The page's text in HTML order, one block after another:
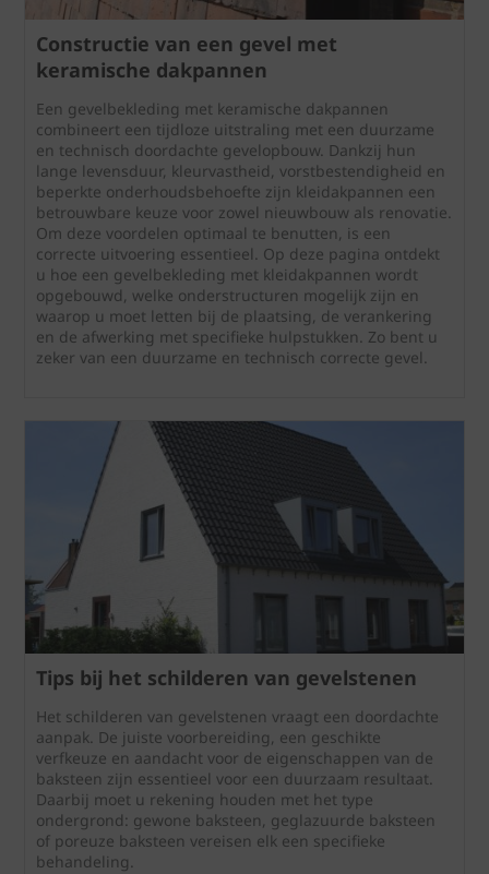
Constructie van een gevel met
keramische dakpannen
Een gevelbekleding met keramische dakpannen
combineert een tijdloze uitstraling met een duurzame
en technisch doordachte gevelopbouw. Dankzij hun
lange levensduur, kleurvastheid, vorstbestendigheid en
beperkte onderhoudsbehoefte zijn kleidakpannen een
betrouwbare keuze voor zowel nieuwbouw als renovatie.
Om deze voordelen optimaal te benutten, is een
correcte uitvoering essentieel. Op deze pagina ontdekt
u hoe een gevelbekleding met kleidakpannen wordt
opgebouwd, welke onderstructuren mogelijk zijn en
waarop u moet letten bij de plaatsing, de verankering
en de afwerking met specifieke hulpstukken. Zo bent u
zeker van een duurzame en technisch correcte gevel.
Tips bij het schilderen van gevelstenen
Het schilderen van gevelstenen vraagt een doordachte
aanpak. De juiste voorbereiding, een geschikte
verfkeuze en aandacht voor de eigenschappen van de
baksteen zijn essentieel voor een duurzaam resultaat.
Daarbij moet u rekening houden met het type
ondergrond: gewone baksteen, geglazuurde baksteen
of poreuze baksteen vereisen elk een specifieke
behandeling.